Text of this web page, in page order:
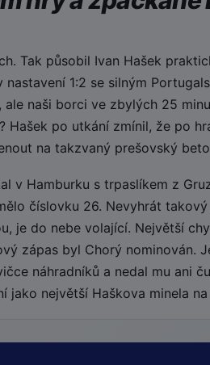
Tak působil Ivan Hašek
1:2 se silným
ale naši borci ve zbylých 25
Hašek po utkání zmínil, že po
na takzvaný prešovský
v Hamburku s trpaslíkem z
číslovku 26. Nevyhrát
je do nebe volající. Největší
zápas byl Chorý nominován.
náhradníků a nedal mu ani
jako největší Haškova minela